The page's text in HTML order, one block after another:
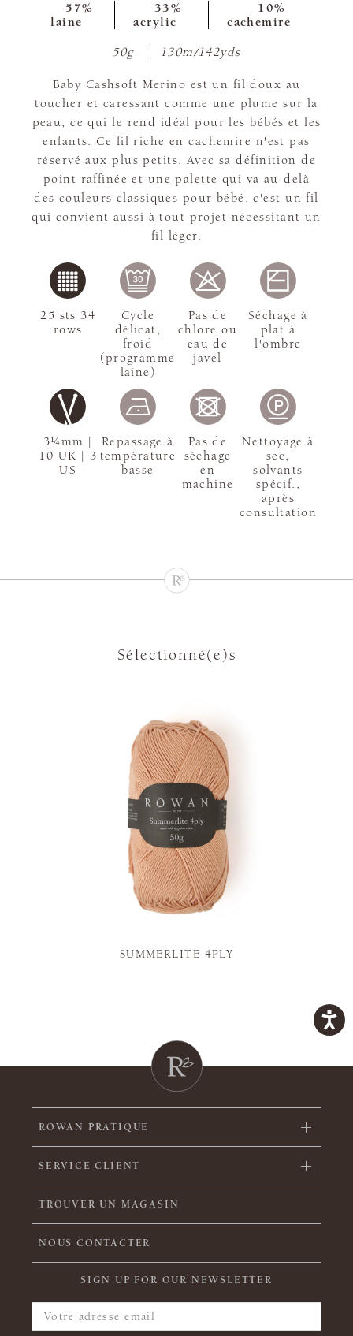
57%
laine
33%
acrylic
10%
cachemire
50g 130m/142yds
Baby Cashsoft Merino est un fil doux au
toucher et caressant comme une plume sur la
peau, ce qui le rend idéal pour les bébés et les
enfants. Ce fil riche en cachemire n'est pas
réservé aux plus petits. Avec sa définition de
point raffinée et une palette qui va au-delà
des couleurs classiques pour bébé, c'est un fil
qui convient aussi à tout projet nécessitant un
fil léger.
3¼mm |
10 UK | 3
US
25 sts 34
rows
Cycle
délicat,
froid
(programme
laine)
Pas de
chlore ou
eau de
javel
Séchage à
plat à
l'ombre
Repassage à
température
basse
Pas de
sèchage
en
machine
Nettoyage à
sec,
solvants
spécif.,
après
consultation
Sélectionné(e)s
SUMMERLITE 4PLY
ROWAN PRATIQUE
SERVICE CLIENT
TROUVER UN MAGASIN
NOUS CONTACTER
SIGN UP FOR OUR NEWSLETTER